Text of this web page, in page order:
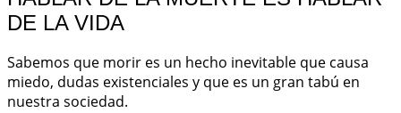
DE LA VIDA
Sabemos que morir es un hecho inevitable que causa
miedo, dudas existenciales y que es un gran tabú en
nuestra sociedad.